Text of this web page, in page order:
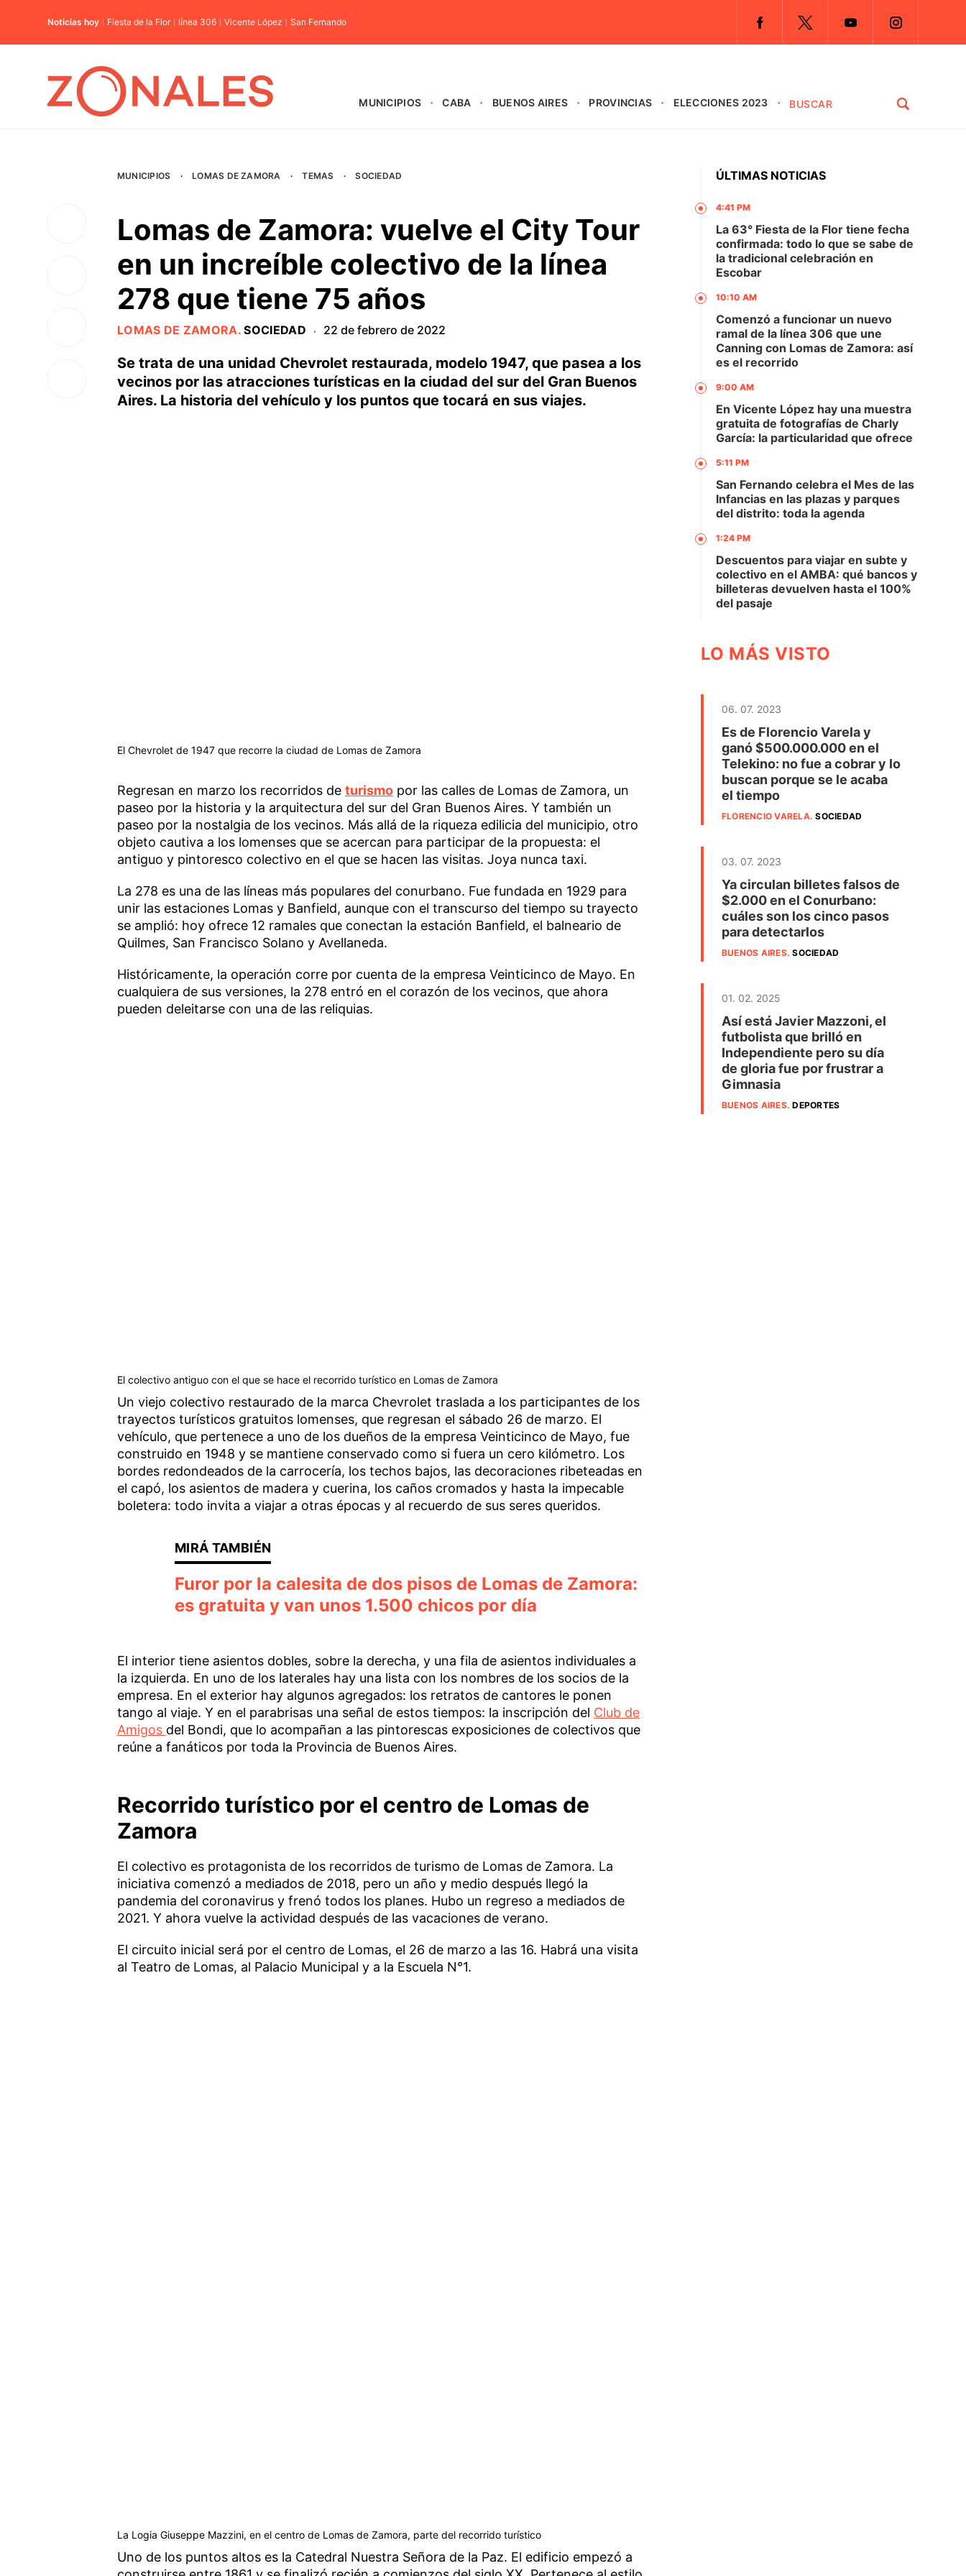
Noticias hoy Fiesta de la Flor línea 306 Vicente López San Fernando
MUNICIPIOS CABA BUENOS AIRES PROVINCIAS ELECCIONES 2023
MUNICIPIOS · LOMAS DE ZAMORA · TEMAS · SOCIEDAD
Lomas de Zamora: vuelve el City Tour
en un increíble colectivo de la línea
278 que tiene 75 años
LOMAS DE ZAMORA.SOCIEDAD · 22 de febrero de 2022
Se trata de una unidad Chevrolet restaurada, modelo 1947, que pasea a los
vecinos por las atracciones turísticas en la ciudad del sur del Gran Buenos
Aires. La historia del vehículo y los puntos que tocará en sus viajes.
El Chevrolet de 1947 que recorre la ciudad de Lomas de Zamora
Regresan en marzo los recorridos de turismopor las calles de Lomas de Zamora, un
paseo por la historia y la arquitectura del sur del Gran Buenos Aires. Y también un
paseo por la nostalgia de los vecinos. Más allá de la riqueza edilicia del municipio, otro
objeto cautiva a los lomenses que se acercan para participar de la propuesta: el
antiguo y pintoresco colectivo en el que se hacen las visitas. Joya nunca taxi.
La 278 es una de las líneas más populares del conurbano. Fue fundada en 1929 para
unir las estaciones Lomas y Banfield, aunque con el transcurso del tiempo su trayecto
se amplió: hoy ofrece 12 ramales que conectan la estación Banfield, el balneario de
Quilmes, San Francisco Solano y Avellaneda.
Históricamente, la operación corre por cuenta de la empresa Veinticinco de Mayo. En
cualquiera de sus versiones, la 278 entró en el corazón de los vecinos, que ahora
pueden deleitarse con una de las reliquias.
El colectivo antiguo con el que se hace el recorrido turístico en Lomas de Zamora
Un viejo colectivo restaurado de la marca Chevrolet traslada a los participantes de los
trayectos turísticos gratuitos lomenses, que regresan el sábado 26 de marzo. El
vehículo, que pertenece a uno de los dueños de la empresa Veinticinco de Mayo, fue
construido en 1948 y se mantiene conservado como si fuera un cero kilómetro. Los
bordes redondeados de la carrocería, los techos bajos, las decoraciones ribeteadas en
el capó, los asientos de madera y cuerina, los caños cromados y hasta la impecable
boletera: todo invita a viajar a otras épocas y al recuerdo de sus seres queridos.
Furor por la calesita de dos pisos de Lomas de Zamora:
es gratuita y van unos 1.500 chicos por día
El interior tiene asientos dobles, sobre la derecha, y una fila de asientos individuales a
la izquierda. En uno de los laterales hay una lista con los nombres de los socios de la
empresa. En el exterior hay algunos agregados: los retratos de cantores le ponen
tango al viaje. Y en el parabrisas una señal de estos tiempos: la inscripción del Club de
Amigos del Bondi, que lo acompañan a las pintorescas exposiciones de colectivos que
reúne a fanáticos por toda la Provincia de Buenos Aires.
Recorrido turístico por el centro de Lomas de
Zamora
El colectivo es protagonista de los recorridos de turismo de Lomas de Zamora. La
iniciativa comenzó a mediados de 2018, pero un año y medio después llegó la
pandemia del coronavirus y frenó todos los planes. Hubo un regreso a mediados de
2021. Y ahora vuelve la actividad después de las vacaciones de verano.
El circuito inicial será por el centro de Lomas, el 26 de marzo a las 16. Habrá una visita
al Teatro de Lomas, al Palacio Municipal y a la Escuela N°1.
La Logia Giuseppe Mazzini, en el centro de Lomas de Zamora, parte del recorrido turístico
Uno de los puntos altos es la Catedral Nuestra Señora de la Paz. El edificio empezó a
ÚLTIMAS NOTICIAS
4:41 PM
La 63° Fiesta de la Flor tiene fecha
confirmada: todo lo que se sabe de
la tradicional celebración en
Escobar
10:10 AM
Comenzó a funcionar un nuevo
ramal de la línea 306 que une
Canning con Lomas de Zamora: así
es el recorrido
9:00 AM
En Vicente López hay una muestra
gratuita de fotografías de Charly
García: la particularidad que ofrece
5:11 PM
San Fernando celebra el Mes de las
Infancias en las plazas y parques
del distrito: toda la agenda
1:24 PM
Descuentos para viajar en subte y
colectivo en el AMBA: qué bancos y
billeteras devuelven hasta el 100%
del pasaje
LO MÁS VISTO
06. 07. 2023
Es de Florencio Varela y
ganó $500.000.000 en el
Telekino: no fue a cobrar y lo
buscan porque se le acaba
el tiempo
FLORENCIO VARELA.SOCIEDAD
03. 07. 2023
Ya circulan billetes falsos de
$2.000 en el Conurbano:
cuáles son los cinco pasos
para detectarlos
BUENOS AIRES.SOCIEDAD
01. 02. 2025
Así está Javier Mazzoni, el
futbolista que brilló en
Independiente pero su día
de gloria fue por frustrar a
Gimnasia
BUENOS AIRES.DEPORTES